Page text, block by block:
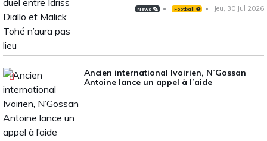
News 🗞️ Football ⚽️ Jeu, 30 Jul 2026
Ancien international Ivoirien, N’Gossan
Antoine lance un appel à l’aide